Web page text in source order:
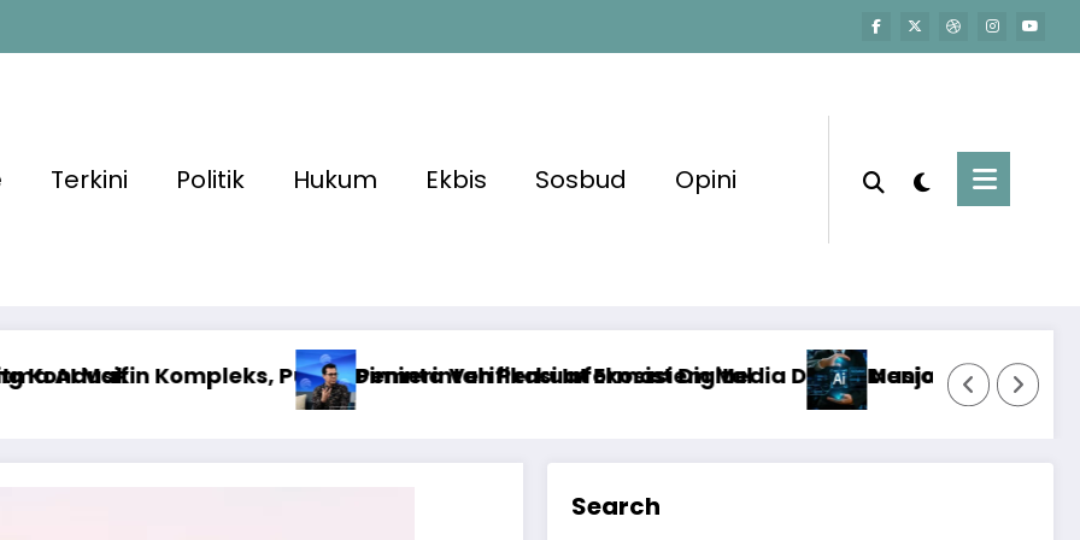
Terkini Politik Hukum Ekbis Sosbud Opini
Diminta Verifikasi Informasi Digital
Pemerintah Perkuat Ekosistem Media Digital Nasional Hadapi Perang Algoritma AI
Menjawab Perang Algoritma AI dengan
Search